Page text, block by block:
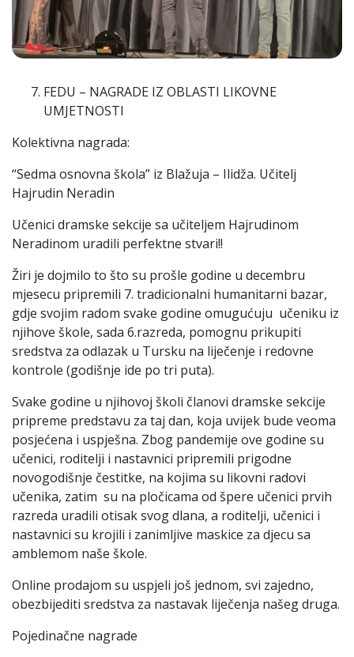
FEDU – NAGRADE IZ OBLASTI LIKOVNE
UMJETNOSTI
Kolektivna nagrada:
“Sedma osnovna škola” iz Blažuja – Ilidža. Učitelj
Hajrudin Neradin
Učenici dramske sekcije sa učiteljem Hajrudinom
Neradinom uradili perfektne stvari!!
Žiri je dojmilo to što su prošle godine u decembru
mjesecu pripremili 7. tradicionalni humanitarni bazar,
gdje svojim radom svake godine omugućuju učeniku iz
njihove škole, sada 6.razreda, pomognu prikupiti
sredstva za odlazak u Tursku na liječenje i redovne
kontrole (godišnje ide po tri puta).
Svake godine u njihovoj školi članovi dramske sekcije
pripreme predstavu za taj dan, koja uvijek bude veoma
posjećena i uspješna. Zbog pandemije ove godine su
učenici, roditelji i nastavnici pripremili prigodne
novogodišnje čestitke, na kojima su likovni radovi
učenika, zatim su na pločicama od špere učenici prvih
razreda uradili otisak svog dlana, a roditelji, učenici i
nastavnici su krojili i zanimljive maskice za djecu sa
amblemom naše škole.
Online prodajom su uspjeli još jednom, svi zajedno,
obezbijediti sredstva za nastavak liječenja našeg druga.
Pojedinačne nagrade